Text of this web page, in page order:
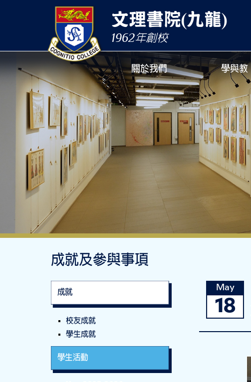
文理書院(九龍)
1962年創校
關於我們 學與教
成就及參與事項
成就
校友成就
學生成就
學生活動
May
18